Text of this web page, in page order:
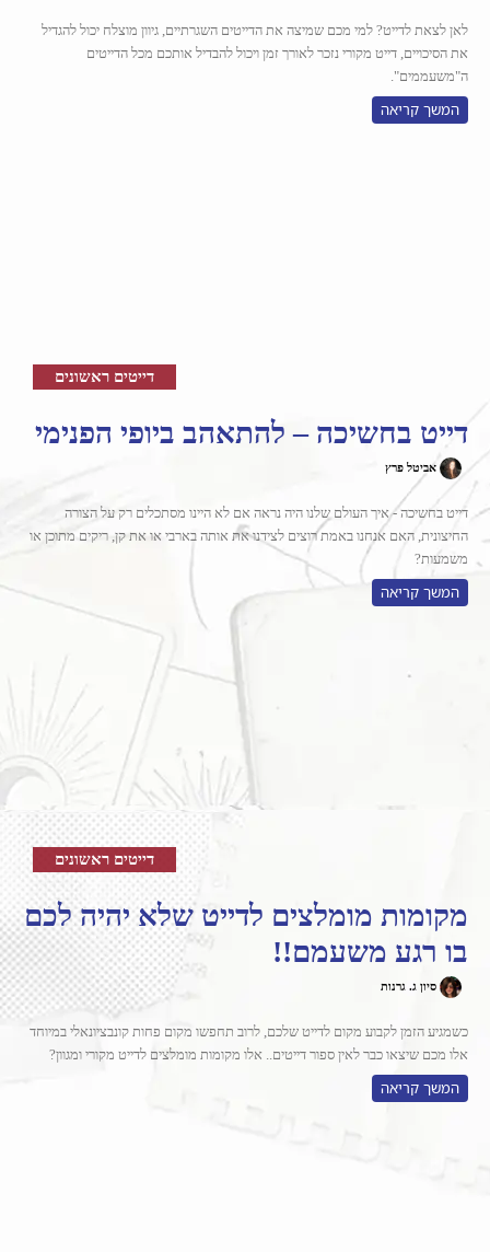
לאן לצאת לדייט? למי מכם שמיצה את הדייטים השגרתיים, גיוון מוצלח יכול להגדיל
את הסיכויים, דייט מקורי נזכר לאורך זמן ויכול להבדיל אותכם מכל הדייטים
ה"משעממים".
המשך קריאה
דייטים ראשונים
דייט בחשיכה – להתאהב ביופי הפנימי
אביטל פרץ
דייט בחשיכה - איך העולם שלנו היה נראה אם לא היינו מסתכלים רק על הצורה
החיצונית, האם אנחנו באמת רוצים לצידנו את אותה בארבי או את קן, ריקים מתוכן או
משמעות?
המשך קריאה
דייטים ראשונים
מקומות מומלצים לדייט שלא יהיה לכם
בו רגע משעמם!!
סיון ג. גרנות
כשמגיע הזמן לקבוע מקום לדייט שלכם, לרוב תחפשו מקום פחות קונבציונאלי במיוחד
אלו מכם שיצאו כבר לאין ספור דייטים.. אלו מקומות מומלצים לדייט מקורי ומגוון?
המשך קריאה